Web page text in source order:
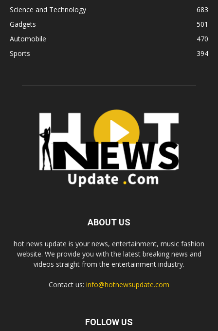
Science and Technology
683
Gadgets
501
Automobile
470
Sports
394
ABOUT US
hot news update is your news, entertainment, music fashion
website. We provide you with the latest breaking news and
videos straight from the entertainment industry.
Contact us: info@hotnewsupdate.com
FOLLOW US